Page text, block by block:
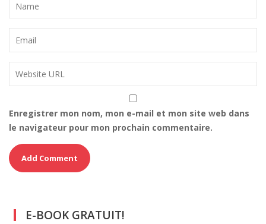
Enregistrer mon nom, mon e-mail et mon site web dans
le navigateur pour mon prochain commentaire.
E-BOOK GRATUIT!